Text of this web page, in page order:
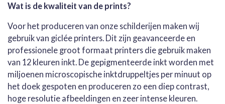
Wat is de kwaliteit van de prints?
Voor het produceren van onze schilderijen maken wij
gebruik van giclée printers. Dit zijn geavanceerde en
professionele groot formaat printers die gebruik maken
van 12 kleuren inkt. De gepigmenteerde inkt worden met
miljoenen microscopische inktdruppeltjes per minuut op
het doek gespoten en produceren zo een diep contrast,
hoge resolutie afbeeldingen en zeer intense kleuren.